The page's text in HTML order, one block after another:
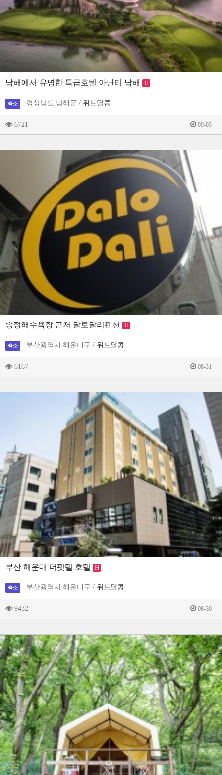
남해에서 유명한 특급호텔 아난티 남해 H
숙소 경상남도 남해군 / 위드달콩
6721 09-03
송정해수욕장 근처 달로달리펜션 H
숙소 부산광역시 해운대구 / 위드달콩
6167 08-31
부산 해운대 더펫텔 호텔 H
숙소 부산광역시 해운대구 / 위드달콩
9432 08-30